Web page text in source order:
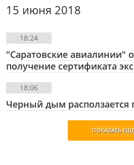
15 июня 2018
18:24
"Саратовские авиалинии"
получение сертификата
18:06
Черный дым расползается
ПОКАЗАТЬ